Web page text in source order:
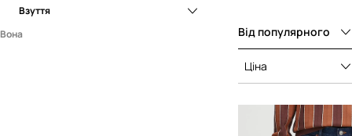
Куртки
Сумки
Взуття
Вона
Від популярного
Ціна